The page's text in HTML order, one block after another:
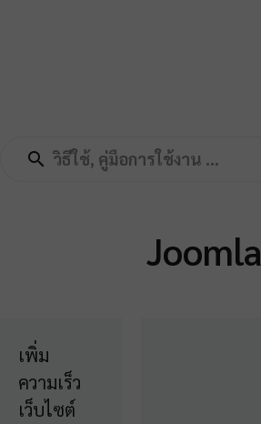
Joomla
เพิ่ม
ความเร็ว
เว็บไซต์